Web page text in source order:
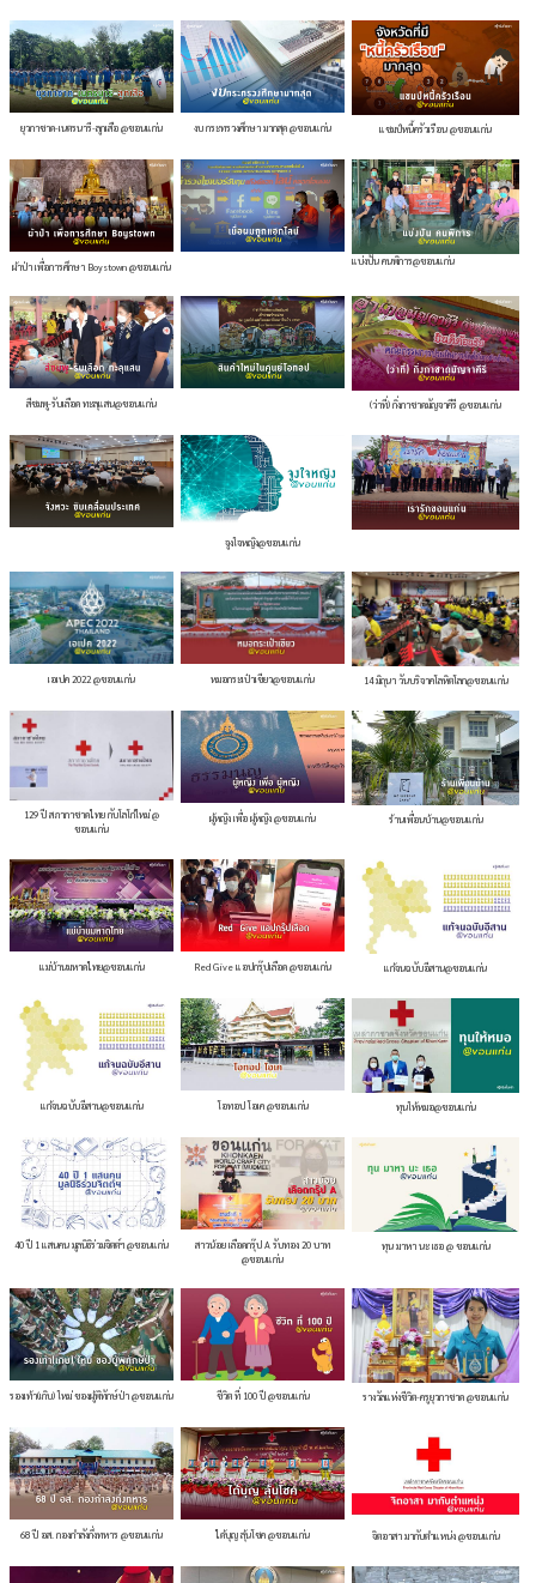
ยุวกาชาด-เนตรนารี-ลูกเสือ @ขอนแก่น งบ กระทรวงศึกษา มากสุด @ขอนแก่น แชมป์หนี้ครัวเรือน @ขอนแก่น
ผ้าป่า เพื่อการศึกษา Boystown @ขอนแก่น แบ่งปัน คนพิการ@ขอนแก่น
สีชมพู-รับเลือด ทะลุแสน@ขอนแก่น (ว่าที่) กิ่งกาชาดมัญจาคีรี @ขอนแก่น
จูงใจหญิง@ขอนแก่น
เอเปค 2022 @ขอนแก่น หมอกระเป๋าเขียว@ขอนแก่น 14 มิถุนา วันบริจาคโลหิตโลก@ขอนแก่น
129 ปี สภากาชาดไทย กับโลโก้ใหม่ @
ขอนแก่น
ผู้หญิง เพื่อ ผู้หญิง @ขอนแก่น ร้านเพื่อนบ้าน@ขอนแก่น
แม่บ้านมหาดไทย@ขอนแก่น Red Give แอปกรุ๊ปเลือด @ขอนแก่น แก้จนฉบับอีสาน@ขอนแก่น
แก้จนฉบับอีสาน@ขอนแก่น โอทอป โอเค @ขอนแก่น ทุนให้หมอ@ขอนแก่น
40 ปี 1 แสนคน มูลนิธิร่วมจิตต์ฯ @ขอนแก่น
สาวน้อย เลือดกรุ๊ป A รับทอง 20 บาท
@ขอนแก่น
ทุน มาหา นะ เธอ @ ขอนแก่น
รองเท้า(เกิบ) ใหม่ ของผู้พิทักษ์ป่า @ขอนแก่น ชีวิต ที่ 100 ปี @ขอนแก่น รางวัลแห่งชีวิต-ครูยุวกาชาด @ขอนแก่น
68 ปี อส. กองกำลังกึ่งทหาร @ขอนแก่น ได้บุญ ลุ้นโชค @ขอนแก่น จิตอาสา มากับตำแหน่ง @ขอนแก่น